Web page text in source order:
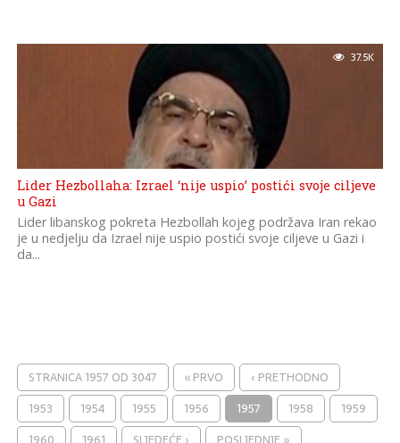
37.5K
Lider Hezbollaha: Izrael ‘nije uspio’ postići svoje ciljeve
u Gazi
Lider libanskog pokreta Hezbollah kojeg podržava Iran rekao
je u nedjelju da Izrael nije uspio postići svoje ciljeve u Gazi i
da...
STRANICA 1957 OD 3047 « PRVO
‹ PRETHODNO
1953
1954 1955 1956 1957 1958
1959